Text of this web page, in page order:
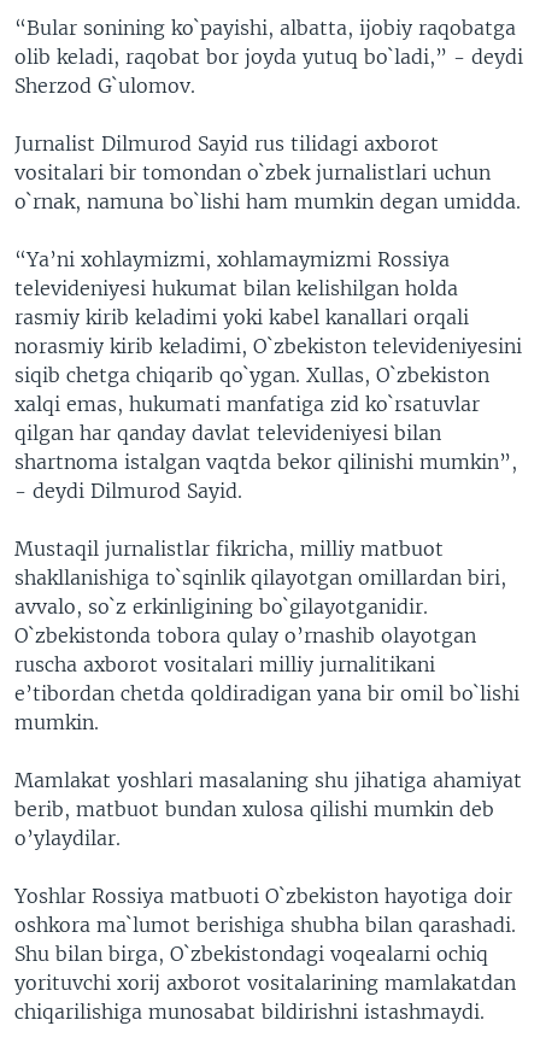
“Bular sonining ko`payishi, albatta, ijobiy raqobatga
olib keladi, raqobat bor joyda yutuq bo`ladi,” - deydi
Sherzod G`ulomov.
Jurnalist Dilmurod Sayid rus tilidagi axborot
vositalari bir tomondan o`zbek jurnalistlari uchun
o`rnak, namuna bo`lishi ham mumkin degan umidda.
“Ya’ni xohlaymizmi, xohlamaymizmi Rossiya
televideniyesi hukumat bilan kelishilgan holda
rasmiy kirib keladimi yoki kabel kanallari orqali
norasmiy kirib keladimi, O`zbekiston televideniyesini
siqib chetga chiqarib qo`ygan. Xullas, O`zbekiston
xalqi emas, hukumati manfatiga zid ko`rsatuvlar
qilgan har qanday davlat televideniyesi bilan
shartnoma istalgan vaqtda bekor qilinishi mumkin”,
- deydi Dilmurod Sayid.
Mustaqil jurnalistlar fikricha, milliy matbuot
shakllanishiga to`sqinlik qilayotgan omillardan biri,
avvalo, so`z erkinligining bo`gilayotganidir.
O`zbekistonda tobora qulay o’rnashib olayotgan
ruscha axborot vositalari milliy jurnalitikani
e’tibordan chetda qoldiradigan yana bir omil bo`lishi
mumkin.
Mamlakat yoshlari masalaning shu jihatiga ahamiyat
berib, matbuot bundan xulosa qilishi mumkin deb
o’ylaydilar.
Yoshlar Rossiya matbuoti O`zbekiston hayotiga doir
oshkora ma`lumot berishiga shubha bilan qarashadi.
Shu bilan birga, O`zbekistondagi voqealarni ochiq
yorituvchi xorij axborot vositalarining mamlakatdan
chiqarilishiga munosabat bildirishni istashmaydi.